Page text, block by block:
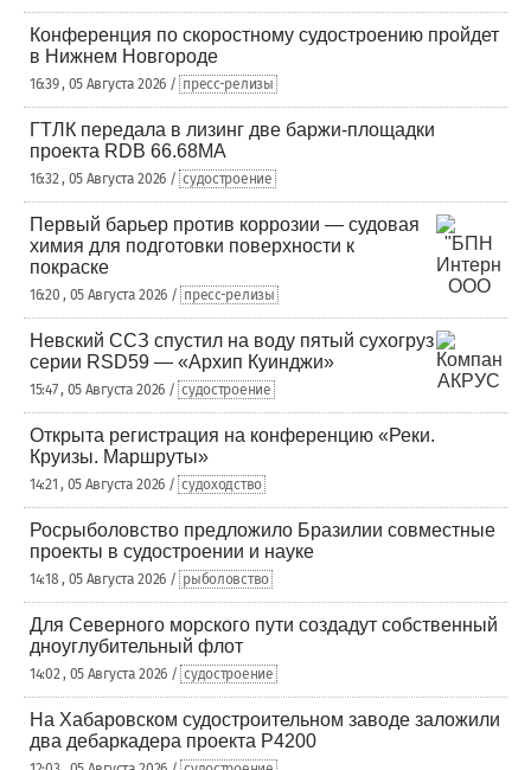
Конференция по скоростному судостроению пройдет
в Нижнем Новгороде
16:39 , 05 Августа 2026 / пресс-релизы
ГТЛК передала в лизинг две баржи-площадки
проекта RDB 66.68МА
16:32 , 05 Августа 2026 / судостроение
Первый барьер против коррозии — судовая
химия для подготовки поверхности к
покраске
16:20 , 05 Августа 2026 / пресс-релизы
Невский ССЗ спустил на воду пятый сухогруз
серии RSD59 — «Архип Куинджи»
15:47 , 05 Августа 2026 / судостроение
Открыта регистрация на конференцию «Реки.
Круизы. Маршруты»
14:21 , 05 Августа 2026 / судоходство
Росрыболовство предложило Бразилии совместные
проекты в судостроении и науке
14:18 , 05 Августа 2026 / рыболовство
Для Северного морского пути создадут собственный
дноуглубительный флот
14:02 , 05 Августа 2026 / судостроение
На Хабаровском судостроительном заводе заложили
два дебаркадера проекта Р4200